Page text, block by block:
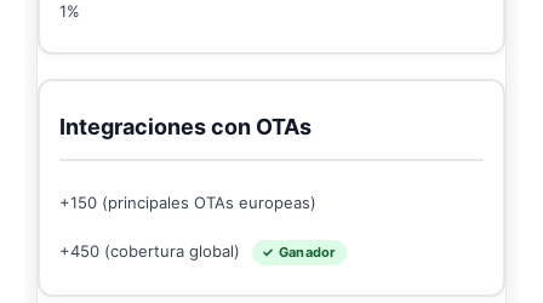
1%
Integraciones con OTAs
+150 (principales OTAs europeas)
+450 (cobertura global) ✓ Ganador